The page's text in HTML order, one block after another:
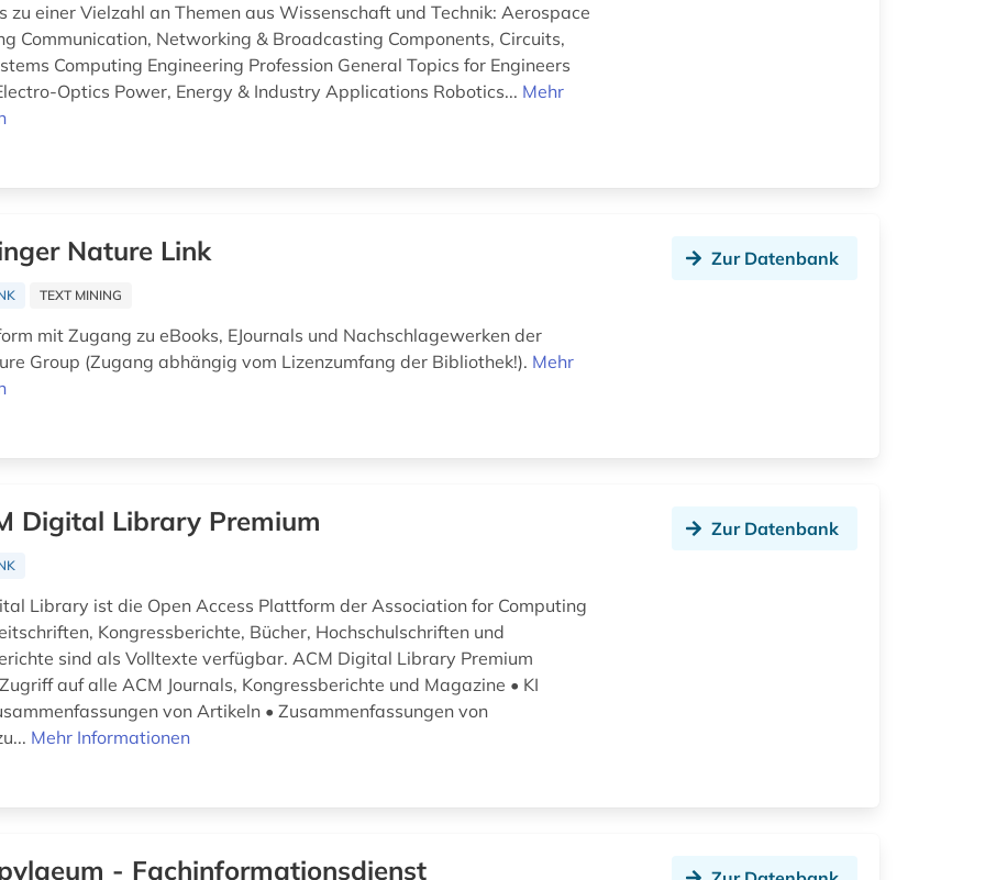
zu einer Vielzahl an Themen aus Wissenschaft und Technik: Aerospace
Communication, Networking & Broadcasting Components, Circuits,
Computing Engineering Profession General Topics for Engineers
Optics Power, Energy & Industry Applications Robotics... Mehr
Nature Link
TEXT MINING
mit Zugang zu eBooks, EJournals und Nachschlagewerken der
Group (Zugang abhängig vom Lizenzumfang der Bibliothek!). Mehr
Zur Datenbank
Digital Library Premium
Library ist die Open Access Plattform der Association for Computing
Kongressberichte, Bücher, Hochschulschriften und
sind als Volltexte verfügbar. ACM Digital Library Premium
auf alle ACM Journals, Kongressberichte und Magazine • KI
von Artikeln • Zusammenfassungen von
Mehr Informationen
Zur Datenbank
- Fachinformationsdienst